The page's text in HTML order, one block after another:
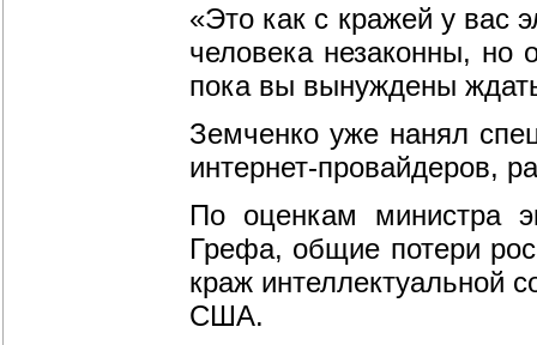
«Это как с кражей у вас
человека незаконны, но
пока вы вынуждены
Земченко уже нанял
интернет-провайдеров,
По оценкам министра
Грефа, общие потери
краж интеллектуальной
США.